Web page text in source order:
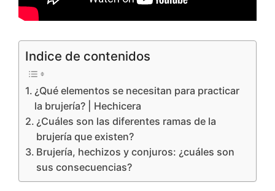
Indice de contenidos
¿Qué elementos se necesitan para practicar
la brujería? | Hechicera
¿Cuáles son las diferentes ramas de la
brujería que existen?
Brujería, hechizos y conjuros: ¿cuáles son
sus consecuencias?